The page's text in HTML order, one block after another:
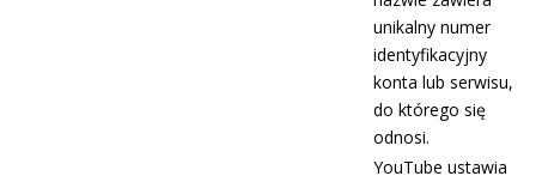
unikalny numer
identyfikacyjny
konta lub serwisu,
do którego się
odnosi.
YouTube ustawia